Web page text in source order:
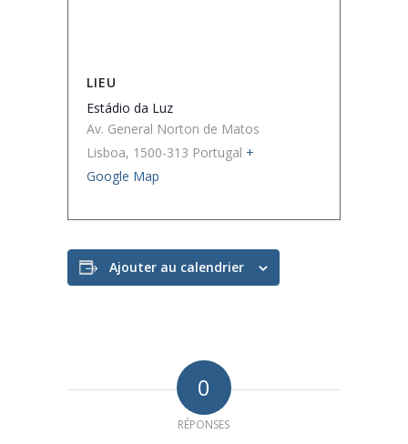
LIEU
Estádio da Luz
Av. General Norton de Matos
Lisboa, 1500-313 Portugal +
Google Map
Ajouter au calendrier
0
RÉPONSES